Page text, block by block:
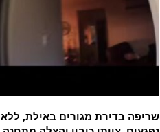
שריפה בדירת מגורים באילת, ללא